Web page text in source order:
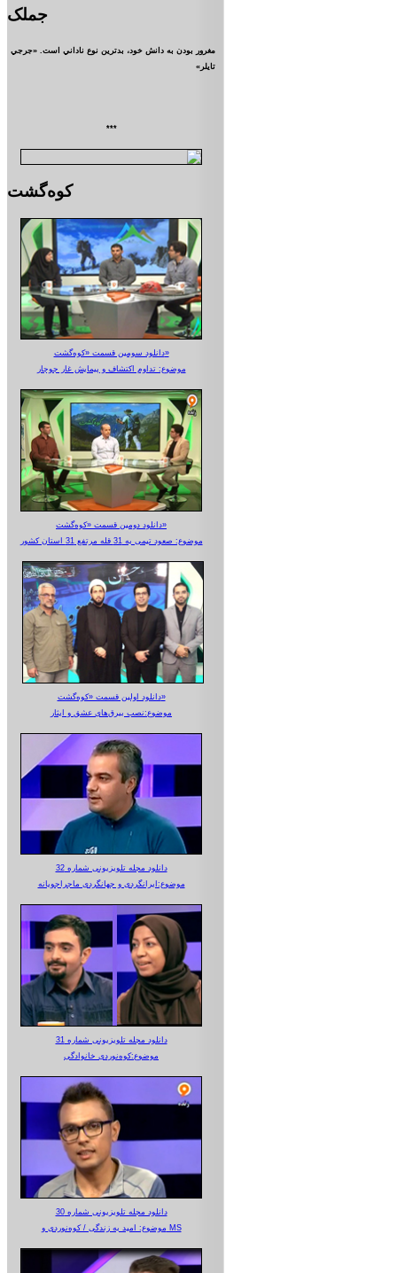
جملک
مغرور بودن به دانش خود، بدترين نوع ناداني است. «جرجي
تايلر»
***
کوه‌گشت
دانلود سومین قسمت «کوه‌گشت»
موضوع: تداوم اکتشاف و پیمایش غار جوجار
دانلود دومین قسمت «کوه‌گشت»
موضوع: صعود تیمی به 31 قله مرتفع 31 استان کشور
دانلود اولین قسمت «کوه‌گشت»
موضوع:نصب بیرق‌های عشق و ایثار
دانلود مجله تلویزیونی شماره 32
موضوع:ایرانگردی و جهانگردی ماجراجویانه
دانلود مجله تلویزیونی شماره 31
موضوع:کوه‌نوردی خانوادگی
دانلود مجله تلویزیونی شماره 30
موضوع: امید به زندگی / کوه‌نوردی و MS